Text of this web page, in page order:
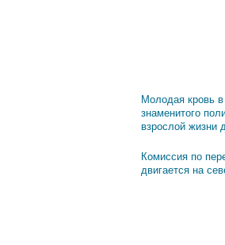
Молодая кровь
знаменитого
взрослой жизни
Комиссия по
двигается на